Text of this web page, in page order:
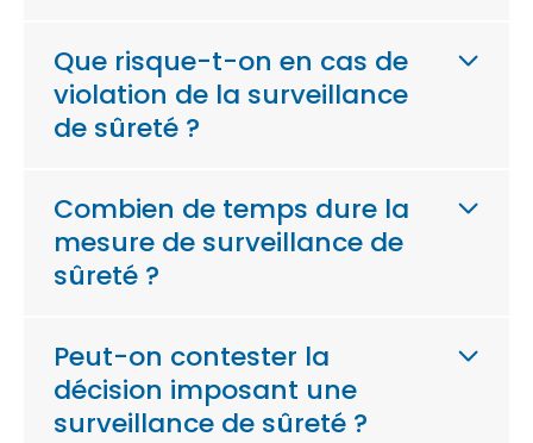
Que risque-t-on en cas de
violation de la surveillance
de sûreté ?
Combien de temps dure la
mesure de surveillance de
sûreté ?
Peut-on contester la
décision imposant une
surveillance de sûreté ?